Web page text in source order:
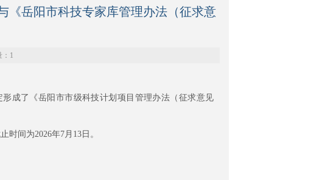
《岳阳市科技专家库管理办法（征求意
1
成了《岳阳市市级科技计划项目管理办法（征求意见
间为2026年7月13日。